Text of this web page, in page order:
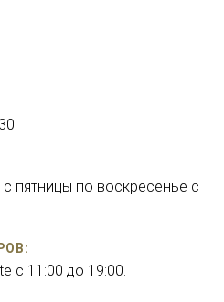
пятницы по воскресенье с
с 11:00 до 19:00.